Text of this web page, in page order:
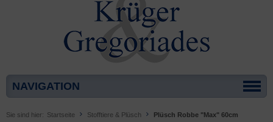
NAVIGATION
Sie sind hier: Startseite Stofftiere & Plüsch Plüsch Robbe "Max" 60cm